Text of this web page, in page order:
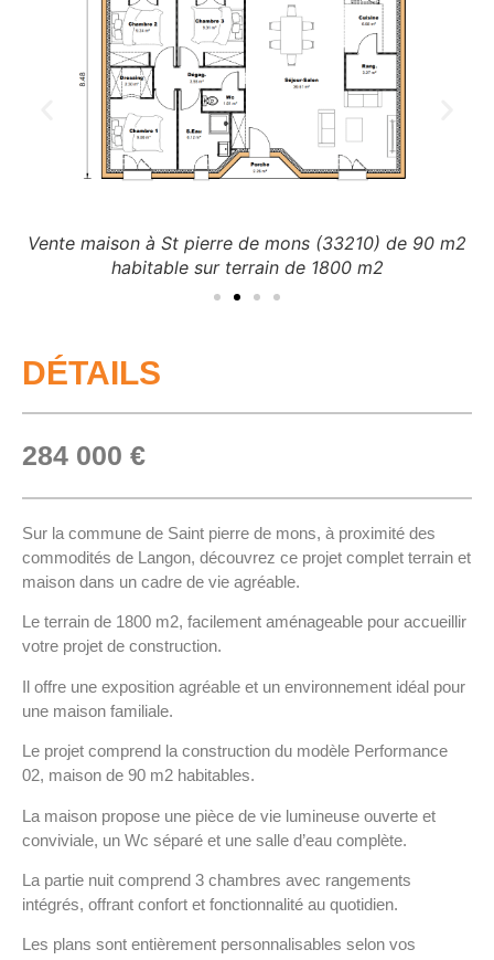
Vente maison à St pierre de mons (33210) de 90 m2
habitable sur terrain de 1800 m2
DÉTAILS
284 000 €
Sur la commune de Saint pierre de mons, à proximité des
commodités de Langon, découvrez ce projet complet terrain et
maison dans un cadre de vie agréable.
Le terrain de 1800 m2, facilement aménageable pour accueillir
votre projet de construction.
Il offre une exposition agréable et un environnement idéal pour
une maison familiale.
Le projet comprend la construction du modèle Performance
02, maison de 90 m2 habitables.
La maison propose une pièce de vie lumineuse ouverte et
conviviale, un Wc séparé et une salle d’eau complète.
La partie nuit comprend 3 chambres avec rangements
intégrés, offrant confort et fonctionnalité au quotidien.
Les plans sont entièrement personnalisables selon vos